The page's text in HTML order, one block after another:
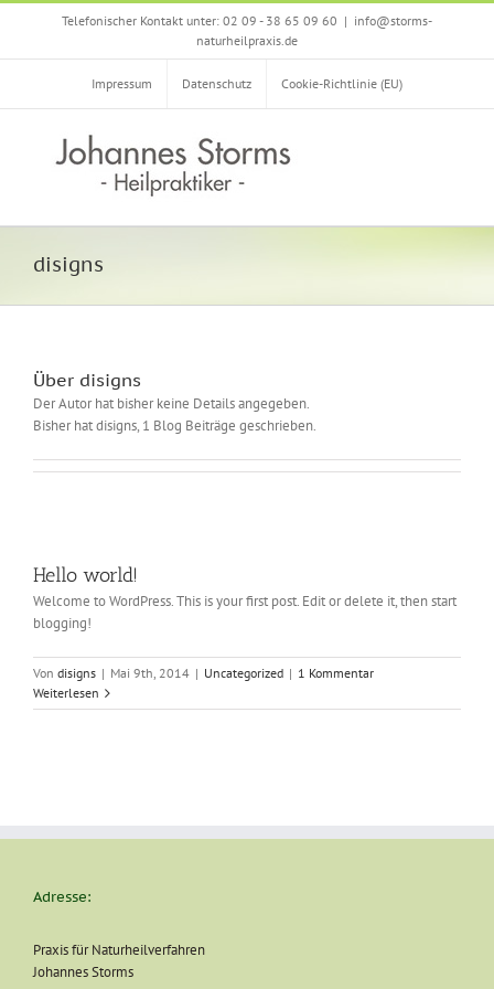
Zum
Telefonischer Kontakt unter: 02 09 - 38 65 09 60 | info@storms-
naturheilpraxis.de
Impressum Datenschutz Cookie-Richtlinie (EU)
disigns
Über disigns
Der Autor hat bisher keine Details angegeben.
Bisher hat disigns, 1 Blog Beiträge geschrieben.
Hello world!
Welcome to WordPress. This is your first post. Edit or delete it, then start
blogging!
Von disigns | Mai 9th, 2014 | Uncategorized | 1 Kommentar
Weiterlesen
Adresse:
Praxis für Naturheilverfahren
Johannes Storms